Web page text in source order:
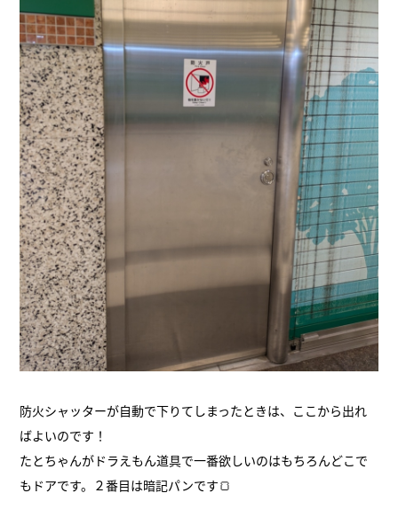
防火シャッターが自動で下りてしまったときは、ここから出れ
ばよいのです！
たとちゃんがドラえもん道具で一番欲しいのはもちろんどこで
もドアです。２番目は暗記パンです🍞